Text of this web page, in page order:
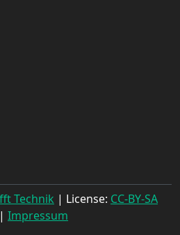
Technik | License: CC-BY-SA
| Impressum